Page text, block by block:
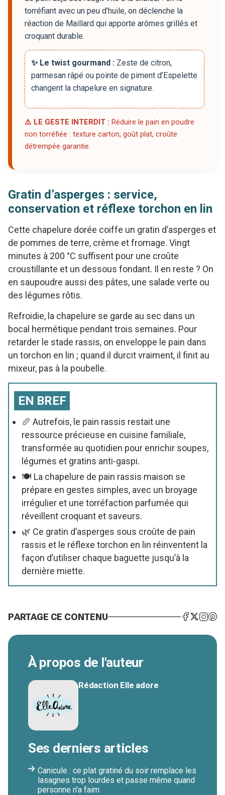
torréfiant avec un peu d’huile, on déclenche la
réaction de Maillard qui apporte arômes grillés et
croquant durable.
✨ Le twist gourmand : Zeste de citron,
parmesan râpé ou pointe de piment d’Espelette
changent la chapelure en signature.
⚠️ LE GESTE INTERDIT : Réduire le pain en poudre
non torréfiée : texture carton, goût plat, croûte
détrempée garantie.
Gratin d’asperges : service,
conservation et réflexe torchon en lin
Cette chapelure dorée coiffe un gratin d’asperges et
de pommes de terre, crème et fromage. Vingt
minutes à 200 °C suffisent pour une croûte
croustillante et un dessous fondant. Il en reste ? On
en saupoudre aussi des pâtes, une salade verte ou
des légumes rôtis.
Refroidie, la chapelure se garde au sec dans un
bocal hermétique pendant trois semaines. Pour
retarder le stade rassis, on enveloppe le pain dans
un torchon en lin ; quand il durcit vraiment, il finit au
mixeur, pas à la poubelle.
EN BREF
🥖 Autrefois, le pain rassis restait une
ressource précieuse en cuisine familiale,
transformée au quotidien pour enrichir soupes,
légumes et gratins anti-gaspi.
🍽️ La chapelure de pain rassis maison se
prépare en gestes simples, avec un broyage
irrégulier et une torréfaction parfumée qui
réveillent croquant et saveurs.
🌿 Ce gratin d’asperges sous croûte de pain
rassis et le réflexe torchon en lin réinventent la
façon d’utiliser chaque baguette jusqu’à la
dernière miette.
PARTAGE CE CONTENU
À propos de l'auteur
Rédaction Elle adore
Ses derniers articles
Canicule : ce plat gratiné du soir remplace les
lasagnes trop lourdes et passe même quand
personne n'a faim